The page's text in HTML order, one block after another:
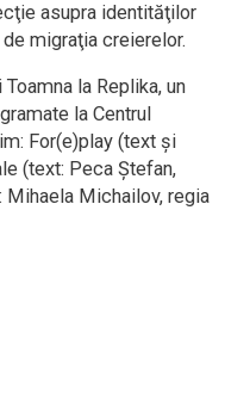
asupra identităţilor
migraţia creierelor.
la Replika, un
la Centrul
For(e)play (text şi
(text: Peca Ştefan,
Mihaela Michailov, regia